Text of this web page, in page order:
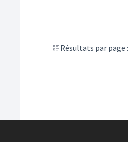
Résultats par page :